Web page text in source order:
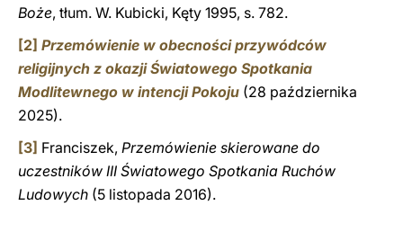
Boże, tłum. W. Kubicki, Kęty 1995, s. 782.
[2] Przemówienie w obecności przywódców
religijnych z okazji Światowego Spotkania
Modlitewnego w intencji Pokoju (28 października
2025).
[3] Franciszek, Przemówienie skierowane do
uczestników III Światowego Spotkania Ruchów
Ludowych (5 listopada 2016).